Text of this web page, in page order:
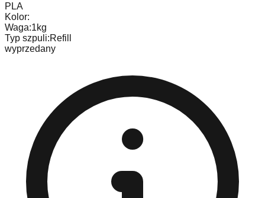
PLA
Kolor:
Waga:1kg
Typ szpuli:Refill
wyprzedany